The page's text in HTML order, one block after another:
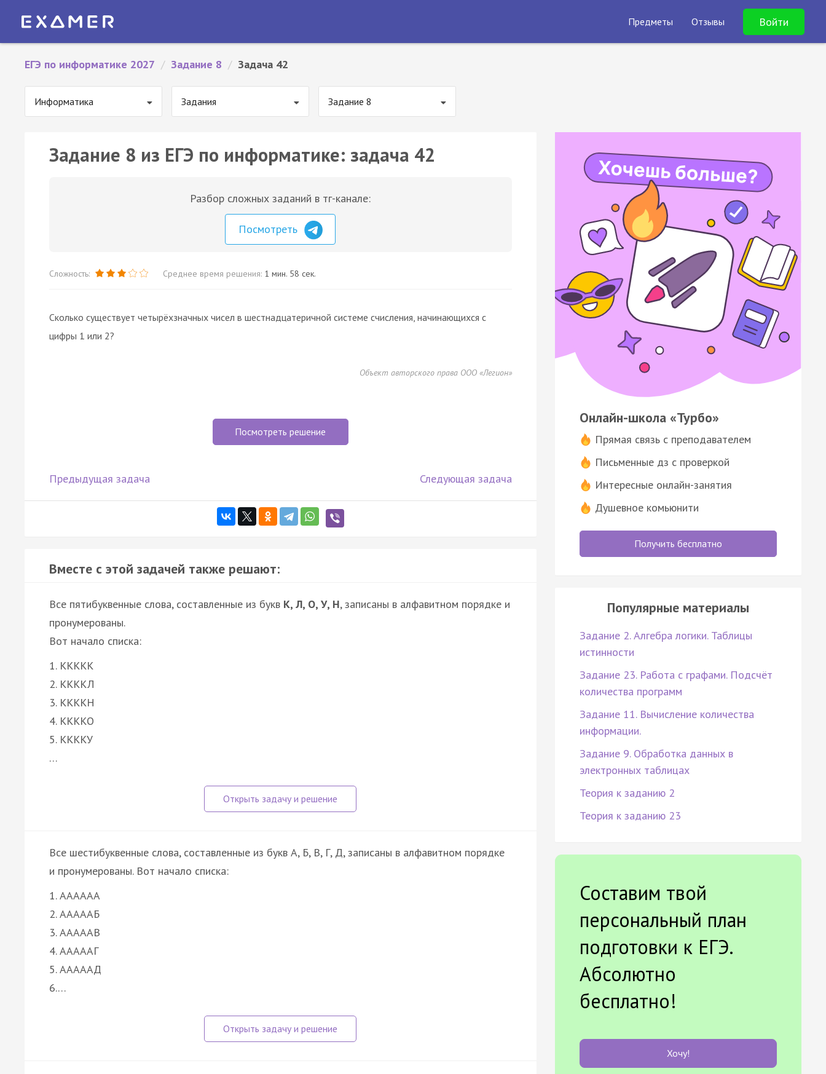
Предметы Отзывы Войти
ЕГЭ по информатике 2027 / Задание 8 / Задача 42
Информатика Задания Задание 8
Задание 8 из ЕГЭ по информатике: задача 42
Разбор сложных заданий в тг-канале:
Посмотреть
Сложность: Среднее время решения: 1 мин. 58 сек.
Сколько существует четырёхзначных чисел в шестнадцатеричной системе счисления, начинающихся с
цифры 1 или 2?
Объект авторского права ООО «Легион»
Посмотреть решение
Предыдущая задача Следующая задача
Вместе с этой задачей также решают:
Все пятибуквенные слова, составленные из букв К, Л, О, У, Н, записаны в алфавитном порядке и
пронумерованы.
Вот начало списка:
1. ККККК
2. ККККЛ
3. ККККН
4. ККККО
5. ККККУ
…
Все шестибуквенные слова, составленные из букв А, Б, В, Г, Д, записаны в алфавитном порядке
и пронумерованы. Вот начало списка:
1. АААААА
2. АААААБ
3. АААААВ
4. АААААГ
5. АААААД
6.…
Онлайн-школа «Турбо»
Прямая связь с преподавателем
Письменные дз с проверкой
Интересные онлайн-занятия
Душевное комьюнити
Получить бесплатно
Популярные материалы
Задание 2. Алгебра логики. Таблицы
истинности
Задание 23. Работа с графами. Подсчёт
количества программ
Задание 11. Вычисление количества
информации.
Задание 9. Обработка данных в
электронных таблицах
Теория к заданию 2
Теория к заданию 23
Составим твой
персональный план
подготовки к ЕГЭ.
Абсолютно
бесплатно!
Хочу!